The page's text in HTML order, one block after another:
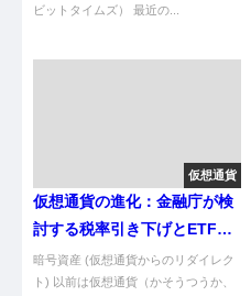
ビットタイムズ） 最近の...
仮想通貨
仮想通貨の進化：金融庁が検
討する税率引き下げとETFの
可能性
暗号資産 (仮想通貨からのリダイレク
ト) 以前は仮想通貨（かそうつうか、